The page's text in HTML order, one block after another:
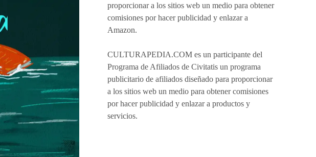
proporcionar a los sitios web un medio para obtener
comisiones por hacer publicidad y enlazar a
Amazon.
CULTURAPEDIA.COM es un participante del
Programa de Afiliados de Civitatis un programa
publicitario de afiliados diseñado para proporcionar
a los sitios web un medio para obtener comisiones
por hacer publicidad y enlazar a productos y
servicios.